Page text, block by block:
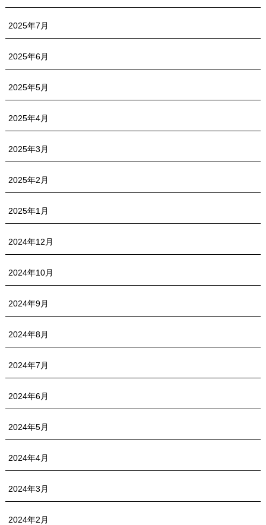
2025年7月
2025年6月
2025年5月
2025年4月
2025年3月
2025年2月
2025年1月
2024年12月
2024年10月
2024年9月
2024年8月
2024年7月
2024年6月
2024年5月
2024年4月
2024年3月
2024年2月